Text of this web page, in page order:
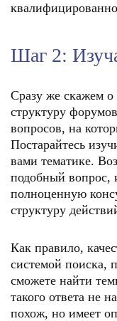
Шаг 2:
Сразу же скажем
структуру
вопросов, на
Постарайтесь
вами тематике.
подобный вопрос,
полноценную
структуру
Как правило,
системой поиска,
сможете найти
такого ответа не
похож, но имеет